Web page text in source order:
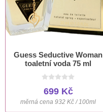
Guess Seductive Woman
toaletní voda 75 ml
699 Kč
měrná cena 932 Kč / 100ml